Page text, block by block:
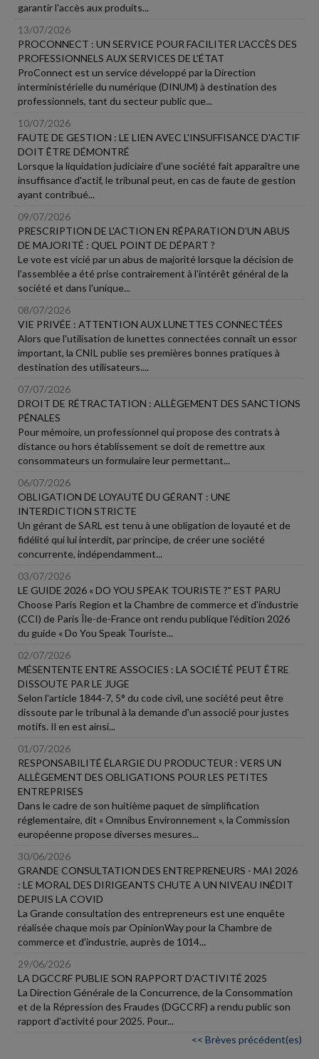
garantir l'accès aux produits...
13/07/2026
PROCONNECT : UN SERVICE POUR FACILITER L'ACCÈS DES
PROFESSIONNELS AUX SERVICES DE L'ÉTAT
ProConnect est un service développé par la Direction
interministérielle du numérique (DINUM) à destination des
professionnels, tant du secteur public que...
10/07/2026
FAUTE DE GESTION : LE LIEN AVEC L'INSUFFISANCE D'ACTIF
DOIT ÊTRE DÉMONTRÉ
Lorsque la liquidation judiciaire d'une société fait apparaître une
insuffisance d'actif, le tribunal peut, en cas de faute de gestion
ayant contribué...
09/07/2026
PRESCRIPTION DE L'ACTION EN RÉPARATION D'UN ABUS
DE MAJORITÉ : QUEL POINT DE DÉPART ?
Le vote est vicié par un abus de majorité lorsque la décision de
l'assemblée a été prise contrairement à l'intérêt général de la
société et dans l'unique...
08/07/2026
VIE PRIVÉE : ATTENTION AUX LUNETTES CONNECTÉES
Alors que l'utilisation de lunettes connectées connaît un essor
important, la CNIL publie ses premières bonnes pratiques à
destination des utilisateurs....
07/07/2026
DROIT DE RÉTRACTATION : ALLÈGEMENT DES SANCTIONS
PÉNALES
Pour mémoire, un professionnel qui propose des contrats à
distance ou hors établissement se doit de remettre aux
consommateurs un formulaire leur permettant...
06/07/2026
OBLIGATION DE LOYAUTÉ DU GÉRANT : UNE
INTERDICTION STRICTE
Un gérant de SARL est tenu à une obligation de loyauté et de
fidélité qui lui interdit, par principe, de créer une société
concurrente, indépendamment...
03/07/2026
LE GUIDE 2026 « DO YOU SPEAK TOURISTE ?" EST PARU
Choose Paris Region et la Chambre de commerce et d'industrie
(CCI) de Paris Île-de-France ont rendu publique l'édition 2026
du guide « Do You Speak Touriste...
02/07/2026
MÉSENTENTE ENTRE ASSOCIES : LA SOCIÉTÉ PEUT ÊTRE
DISSOUTE PAR LE JUGE
Selon l'article 1844-7, 5° du code civil, une société peut être
dissoute par le tribunal à la demande d'un associé pour justes
motifs. Il en est ainsi...
01/07/2026
RESPONSABILITÉ ÉLARGIE DU PRODUCTEUR : VERS UN
ALLÈGEMENT DES OBLIGATIONS POUR LES PETITES
ENTREPRISES
Dans le cadre de son huitième paquet de simplification
réglementaire, dit « Omnibus Environnement », la Commission
européenne propose diverses mesures...
30/06/2026
GRANDE CONSULTATION DES ENTREPRENEURS - MAI 2026
: LE MORAL DES DIRIGEANTS CHUTE A UN NIVEAU INÉDIT
DEPUIS LA COVID
La Grande consultation des entrepreneurs est une enquête
réalisée chaque mois par OpinionWay pour la Chambre de
commerce et d'industrie, auprès de 1014...
29/06/2026
LA DGCCRF PUBLIE SON RAPPORT D'ACTIVITÉ 2025
La Direction Générale de la Concurrence, de la Consommation
et de la Répression des Fraudes (DGCCRF) a rendu public son
rapport d'activité pour 2025. Pour...
<< Brèves précédent(es)